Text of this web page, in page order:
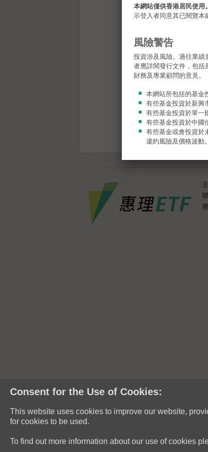
私隱資料 免責聲明
Consent for the Use of Cookies:
This website uses cookies to improve our website,
for cookies to be used.
To find out more information about our use of cookies
本網站僅供香港居民使用。
示登入者同意其已閱覽本
風險警告
投資涉及風險。過往業績
者應詳閱發行文件，包括
財務及專業顧問的意見。
本網站所包括的基金
有些基金投資於新興
有些基金投資於單一
有些基金投資於中國
有些基金或會投資於
違約風險及價格波動
自資本扣除，等同於
閣下應參閱有關基
證監會認可並非推
認許子基金適合任何
網站所列載的任何內容
所載的任何資訊均不構
財務產品或投資工具，
本網站所提供的資料不
體。接連網站的所有人
法管轄區的任何人，而
惠理已採取一切合理審
規例。雖然如此，有關
證或聲明。閣下需審慎
提供由第三者所給予的資
容。